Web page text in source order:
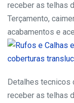
receber as telhas
Terçamento,
acabamentos e
Detalhes tecnicos
receber as telhas